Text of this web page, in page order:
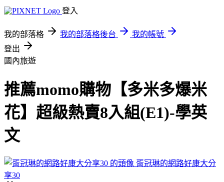
登入
我的部落格 我的部落格後台
我的帳號
登出
國內旅遊
推薦momo購物【多米多爆米
花】超級熱賣8入組(E1)-學英
文
胥冠琳的網路好康大分
享30